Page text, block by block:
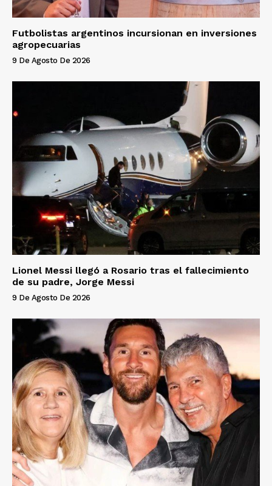
Futbolistas argentinos incursionan en inversiones
agropecuarias
9 De Agosto De 2026
Lionel Messi llegó a Rosario tras el fallecimiento
de su padre, Jorge Messi
9 De Agosto De 2026